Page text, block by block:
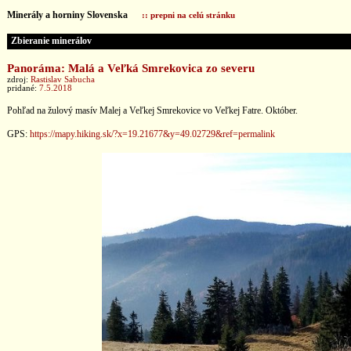
Minerály a horniny Slovenska :: prepni na celú stránku
Zbieranie minerálov
Panoráma: Malá a Veľká Smrekovica zo severu
zdroj: Rastislav Sabucha
pridané: 7.5.2018
Pohľad na žulový masív Malej a Veľkej Smrekovice vo Veľkej Fatre. Október.
GPS: https://mapy.hiking.sk/?x=19.21677&y=49.02729&ref=permalink